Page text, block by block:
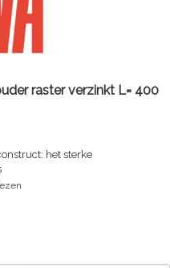
raster verzinkt L= 400
het sterke